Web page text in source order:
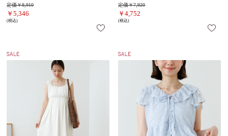
定価￥8,910
￥5,346
(税込)
定価￥7,920
￥4,752
(税込)